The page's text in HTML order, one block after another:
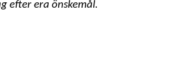
efter era önskemål.